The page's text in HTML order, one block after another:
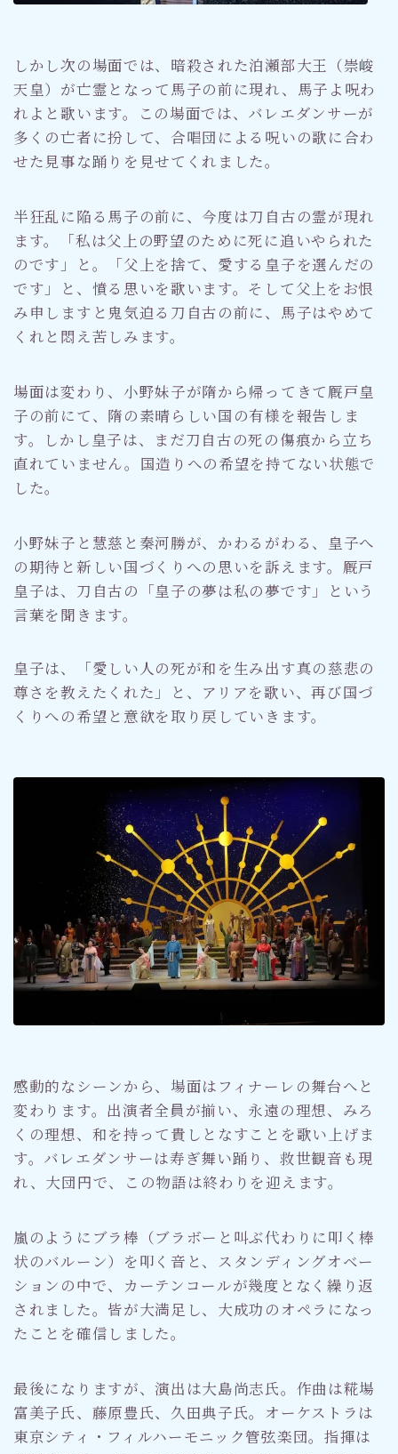
しかし次の場面では、暗殺された泊瀬部大王（崇峻
天皇）が亡霊となって馬子の前に現れ、馬子よ呪わ
れよと歌います。この場面では、バレエダンサーが
多くの亡者に扮して、合唱団による呪いの歌に合わ
せた見事な踊りを見せてくれました。
半狂乱に陥る馬子の前に、今度は刀自古の霊が現れ
ます。「私は父上の野望のために死に追いやられた
のです」と。「父上を捨て、愛する皇子を選んだの
です」と、憤る思いを歌います。そして父上をお恨
み申しますと鬼気迫る刀自古の前に、馬子はやめて
くれと悶え苦しみます。
場面は変わり、小野妹子が隋から帰ってきて厩戸皇
子の前にて、隋の素晴らしい国の有様を報告しま
す。しかし皇子は、まだ刀自古の死の傷痕から立ち
直れていません。国造りへの希望を持てない状態で
した。
小野妹子と慧慈と秦河勝が、かわるがわる、皇子へ
の期待と新しい国づくりへの思いを訴えます。厩戸
皇子は、刀自古の「皇子の夢は私の夢です」という
言葉を聞きます。
皇子は、「愛しい人の死が和を生み出す真の慈悲の
尊さを教えたくれた」と、アリアを歌い、再び国づ
くりへの希望と意欲を取り戻していきます。
感動的なシーンから、場面はフィナーレの舞台へと
変わります。出演者全員が揃い、永遠の理想、みろ
くの理想、和を持って貴しとなすことを歌い上げま
す。バレエダンサーは寿ぎ舞い踊り、救世観音も現
れ、大団円で、この物語は終わりを迎えます。
嵐のようにブラ棒（ブラボーと叫ぶ代わりに叩く棒
状のバルーン）を叩く音と、スタンディングオベー
ションの中で、カーテンコールが幾度となく繰り返
されました。皆が大満足し、大成功のオペラになっ
たことを確信しました。
最後になりますが、演出は大島尚志氏。作曲は糀場
富美子氏、藤原豊氏、久田典子氏。オーケストラは
東京シティ・フィルハーモニック管弦楽団。指揮は